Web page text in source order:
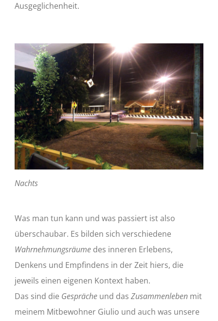
Ausgeglichenheit.
Nachts
Was man tun kann und was passiert ist also
überschaubar. Es bilden sich verschiedene
Wahrnehmungsräume des inneren Erlebens,
Denkens und Empfindens in der Zeit hiers, die
jeweils einen eigenen Kontext haben.
Das sind die Gespräche und das Zusammenleben mit
meinem Mitbewohner Giulio und auch was unsere